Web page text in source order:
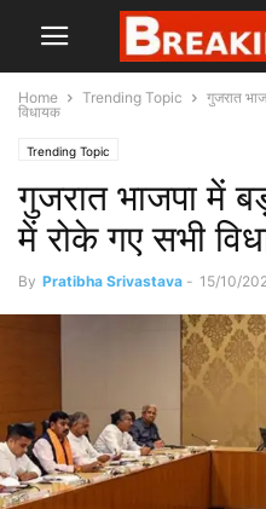
Home Trending Topic
गुजरात
विधायक
Trending Topic
गुजरात भाजपा में
में रोके गए सभी
By Pratibha Srivastava - 15/10/